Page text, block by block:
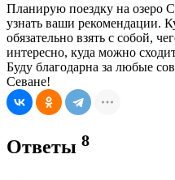
Планирую поездку на озеро
узнать ваши рекомендации.
обязательно взять с собой,
интересно, куда можно
Буду благодарна за любые
Севане!
Ответы 8